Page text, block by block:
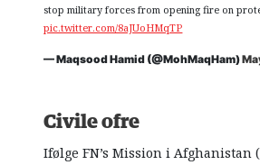
stop military forces from opening fire on
pic.twitter.com/8aJUoHMqTP
— Maqsood Hamid (@MohMaqHam)
Civile ofre
Ifølge FN’s Mission i Afghanistan